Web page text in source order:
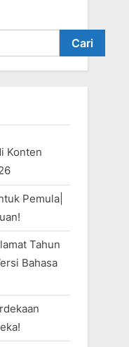
Cari
Konten
Pemula|
Tahun
Bahasa